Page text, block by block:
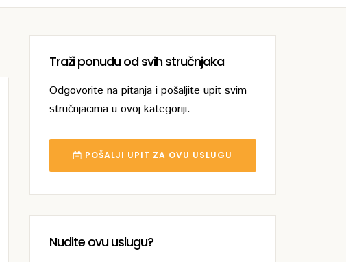
Traži ponudu od svih stručnjaka
Odgovorite na pitanja i pošaljite upit svim
stručnjacima u ovoj kategoriji.
POŠALJI UPIT ZA OVU USLUGU
Nudite ovu uslugu?